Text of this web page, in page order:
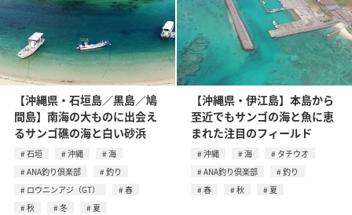
【沖縄県・石垣島／黒島／鳩
間島】南海の大ものに出会え
るサンゴ礁の海と白い砂浜
石垣 沖縄
海
ANA釣り倶楽部
釣り
ロウニンアジ（GT）
春
秋
冬 夏
【沖縄県・伊江島】本島から
至近でもサンゴの海と魚に恵
まれた注目のフィールド
沖縄 海
タチウオ
ANA釣り倶楽部
釣り
春
秋 夏